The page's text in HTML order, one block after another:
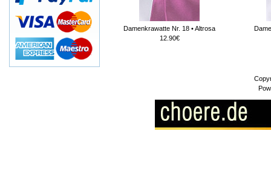
Damenkrawatte Nr. 18 • Altrosa
12.90€